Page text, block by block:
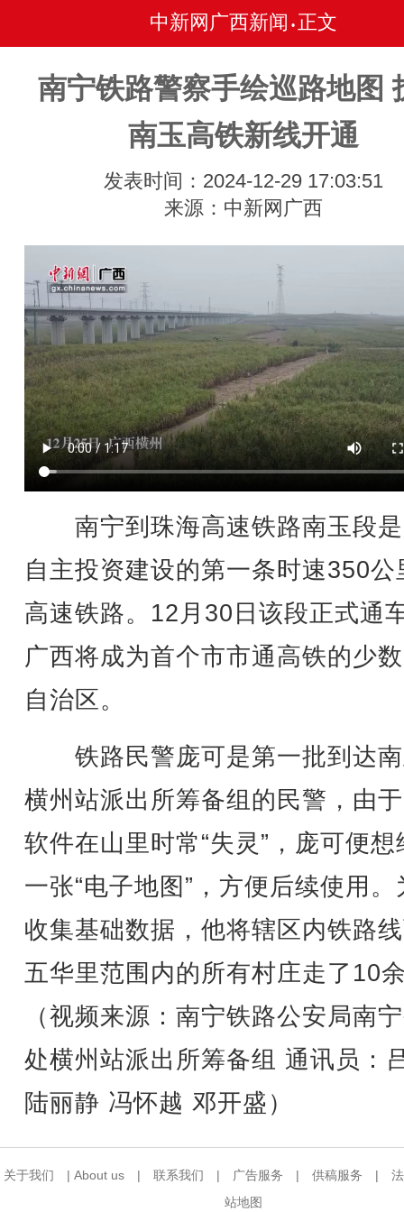
中新网广西新闻 • 正文
南宁铁路警察手绘巡路地图
南玉高铁新线开通
发表时间：2024-12-29 17:03:51
来源：中新网广西
南宁到珠海高速铁路南玉段
自主投资建设的第一条时速350公
高速铁路。12月30日该段正式通
广西将成为首个市市通高铁的少
自治区。
铁路民警庞可是第一批到达
横州站派出所筹备组的民警，由
软件在山里时常“失灵”，庞可便想
一张“电子地图”，方便后续使用。
收集基础数据，他将辖区内铁路
五华里范围内的所有村庄走了10
（视频来源：南宁铁路公安局南
处横州站派出所筹备组 通讯员：
陆丽静 冯怀越 邓开盛）
关于我们 | About us | 联系我们 | 广告服务 | 供稿服务 |
站地图